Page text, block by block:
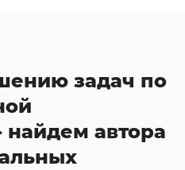
задач по
найдем автора